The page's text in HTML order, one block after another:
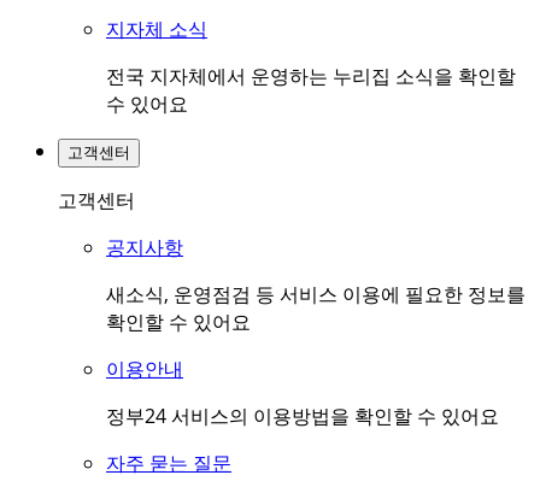
지자체 소식
전국 지자체에서 운영하는 누리집 소식을 확인할
수 있어요
고객센터
고객센터
공지사항
새소식, 운영점검 등 서비스 이용에 필요한 정보를
확인할 수 있어요
이용안내
정부24 서비스의 이용방법을 확인할 수 있어요
자주 묻는 질문